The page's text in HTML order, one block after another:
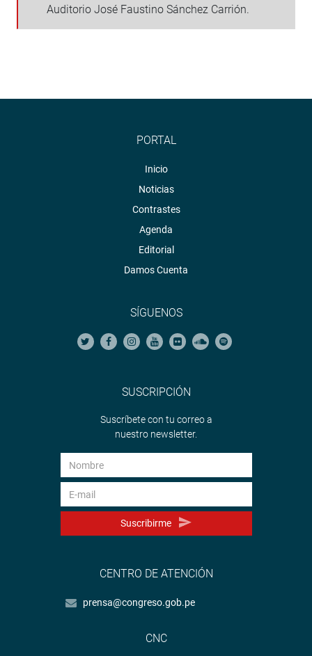
Auditorio José Faustino Sánchez Carrión.
PORTAL
Inicio
Noticias
Contrastes
Agenda
Editorial
Damos Cuenta
SÍGUENOS
SUSCRIPCIÓN
Suscríbete con tu correo a
nuestro newsletter.
Suscribirme
CENTRO DE ATENCIÓN
prensa@congreso.gob.pe
CNC